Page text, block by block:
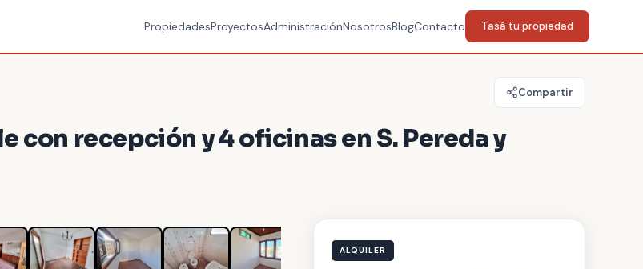
PropiedadesProyectosAdministraciónNosotrosBlogContacto Tasá tu propiedad
Compartir
recepción y 4 oficinas en S. Pereda y
ALQUILER